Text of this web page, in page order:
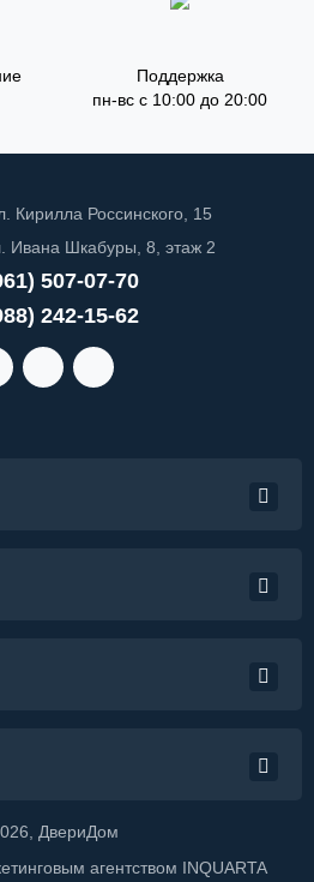
Поддержка
пн-вс с 10:00 до 20:00
Кирилла Россинского, 15
Ивана Шкабуры, 8, этаж 2
507-07-70
242-15-62
, ДвериДом
агентством INQUARTA